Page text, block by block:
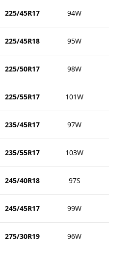
225/45R17 94W
225/45R18 95W
225/50R17 98W
225/55R17 101W
235/45R17 97W
235/55R17 103W
245/40R18 97S
245/45R17 99W
275/30R19 96W